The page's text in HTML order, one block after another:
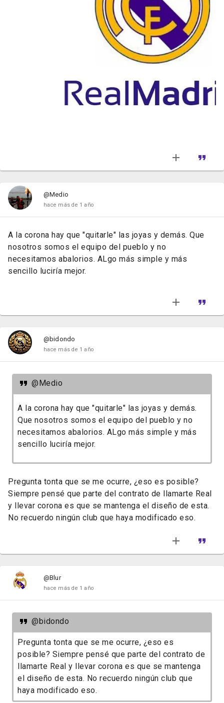
@Medio
hace más de 1 año
A la corona hay que "quitarle" las joyas y demás. Que
nosotros somos el equipo del pueblo y no
necesitamos abalorios. ALgo más simple y más
sencillo luciría mejor.
@bidondo
hace más de 1 año
@Medio
A la corona hay que "quitarle" las joyas y demás.
Que nosotros somos el equipo del pueblo y no
necesitamos abalorios. ALgo más simple y más
sencillo luciría mejor.
Pregunta tonta que se me ocurre, ¿eso es posible?
Siempre pensé que parte del contrato de llamarte Real
y llevar corona es que se mantenga el diseño de esta.
No recuerdo ningún club que haya modificado eso.
@Blur
hace más de 1 año
@bidondo
Pregunta tonta que se me ocurre, ¿eso es
posible? Siempre pensé que parte del contrato de
llamarte Real y llevar corona es que se mantenga
el diseño de esta. No recuerdo ningún club que
haya modificado eso.